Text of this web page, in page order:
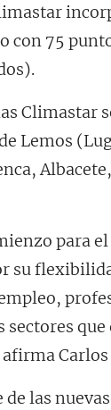
con 75
Climastar
Lemos
para
su
sectores
de las